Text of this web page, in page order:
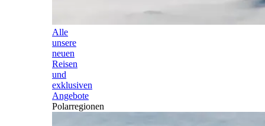
Alle
unsere
neuen
Reisen
und
exklusiven
Angebote
Polarregionen